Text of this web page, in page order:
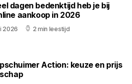
dagen bedenktijd heb je bij
aankoop in 2026
2026 2 min leestijd
Action: keuze en prijs